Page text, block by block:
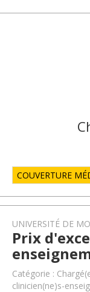
COUVERTURE
UNIVERSITÉ DE
Prix
Catégorie :
clinicien(ne)s-